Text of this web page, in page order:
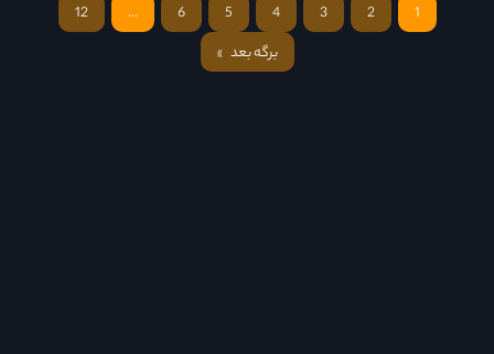
1
2
3
4
5
6
…
12
برگه بعد »